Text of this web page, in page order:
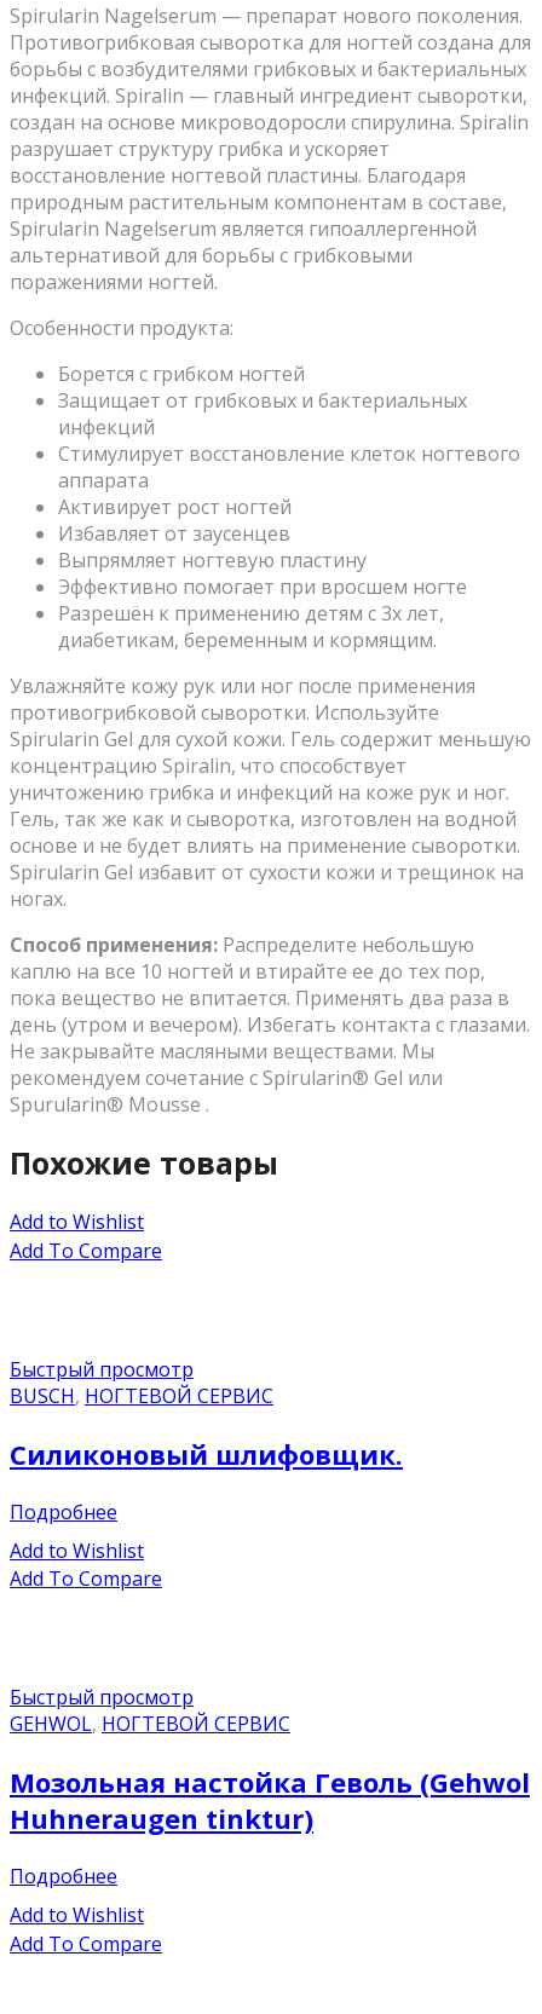
Spirularin Nagelserum — препарат нового поколения.
Противогрибковая сыворотка для ногтей создана для
борьбы с возбудителями грибковых и бактериальных
инфекций. Spiralin — главный ингредиент сыворотки,
создан на основе микроводоросли спирулина. Spiralin
разрушает структуру грибка и ускоряет
восстановление ногтевой пластины. Благодаря
природным растительным компонентам в составе,
Spirularin Nagelserum является гипоаллергенной
альтернативой для борьбы с грибковыми
поражениями ногтей.
Особенности продукта:
Борется с грибком ногтей
Защищает от грибковых и бактериальных
инфекций
Стимулирует восстановление клеток ногтевого
аппарата
Активирует рост ногтей
Избавляет от заусенцев
Выпрямляет ногтевую пластину
Эффективно помогает при вросшем ногте
Разрешён к применению детям с 3х лет,
диабетикам, беременным и кормящим.
Увлажняйте кожу рук или ног после применения
противогрибковой сыворотки. Используйте
Spirularin Gel для сухой кожи. Гель содержит меньшую
концентрацию Spiralin, что способствует
уничтожению грибка и инфекций на коже рук и ног.
Гель, так же как и сыворотка, изготовлен на водной
основе и не будет влиять на применение сыворотки.
Spirularin Gel избавит от сухости кожи и трещинок на
ногах.
Способ применения: Распределите небольшую
каплю на все 10 ногтей и втирайте ее до тех пор,
пока вещество не впитается. Применять два раза в
день (утром и вечером). Избегать контакта с глазами.
Не закрывайте масляными веществами. Мы
рекомендуем сочетание с Spirularin® Gel или
Spurularin® Mousse .
Похожие товары
Add to Wishlist
Add To Compare
Быстрый просмотр
BUSCH, НОГТЕВОЙ СЕРВИС
Силиконовый шлифовщик.
Подробнее
Add to Wishlist
Add To Compare
Быстрый просмотр
GEHWOL, НОГТЕВОЙ СЕРВИС
Мозольная настойка Геволь (Gehwol
Huhneraugen tinktur)
Подробнее
Add to Wishlist
Add To Compare